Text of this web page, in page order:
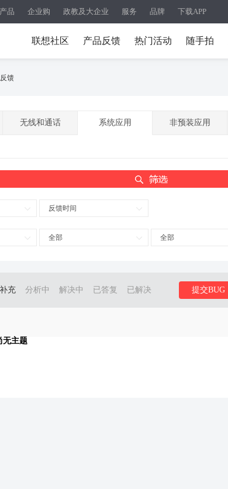
品 企业购 政教及大企业 服务 品牌 下载APP
联想社区 产品反馈 热门活动 随手拍
馈
无线和通话 系统应用 非预装应用
反馈时间
全部 全部
充 分析中 解决中 已答复 已解决 提交BUG
无主题